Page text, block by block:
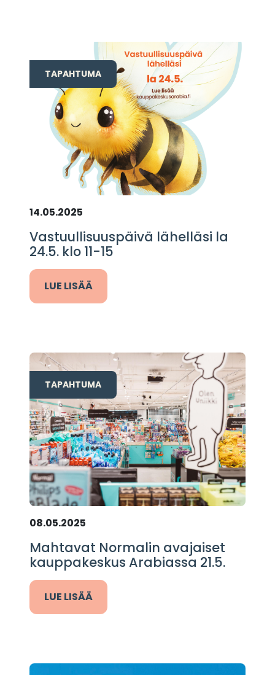
TAPAHTUMA
14.05.2025
Vastuullisuuspäivä lähelläsi la
24.5. klo 11-15
LUE LISÄÄ
TAPAHTUMA
08.05.2025
Mahtavat Normalin avajaiset
kauppakeskus Arabiassa 21.5.
LUE LISÄÄ